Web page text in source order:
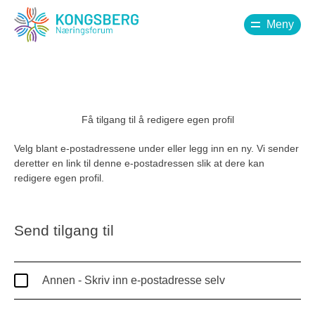
Meny
Få tilgang til å redigere egen profil
Velg blant e-postadressene under eller legg inn en ny. Vi sender
deretter en link til denne e-postadressen slik at dere kan
redigere egen profil.
Send tilgang til
Annen - Skriv inn e-postadresse selv